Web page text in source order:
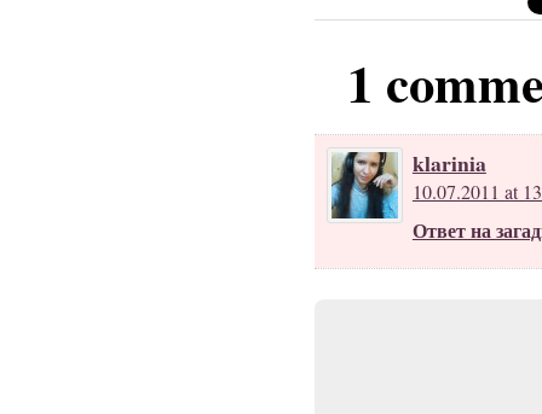
1
klarinia
10.07.2011 at
Ответ на